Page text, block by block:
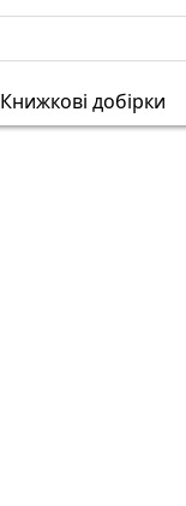
Книжкові добірки